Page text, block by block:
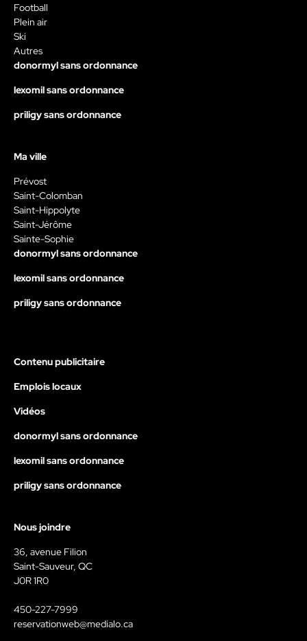
Football
Plein air
Ski
Autres
donormyl sans ordonnance
lexomil sans ordonnance
priligy sans ordonnance
Ma ville
Prévost
Saint-Colomban
Saint-Hippolyte
Saint-Jérôme
Sainte-Sophie
donormyl sans ordonnance
lexomil sans ordonnance
priligy sans ordonnance
Contenu publicitaire
Emplois locaux
Vidéos
donormyl sans ordonnance
lexomil sans ordonnance
priligy sans ordonnance
Nous joindre
36, avenue Filion
Saint-Sauveur, QC
J0R 1R0
450-227-7999
reservationweb@medialo.ca